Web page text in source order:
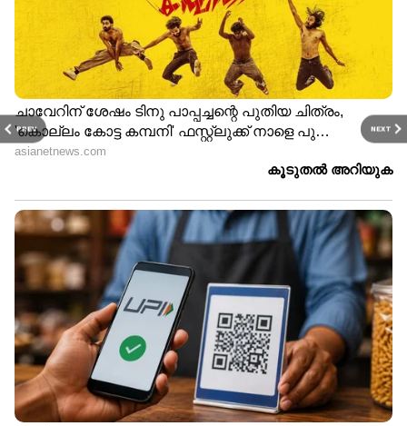
PREV NEXT